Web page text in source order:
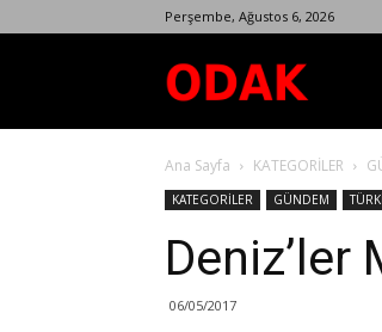
Perşembe, Ağustos 6, 2026
Dergisi
Ana Sayfa KATEGORİLER
KATEGORİLER GÜNDEM
Deniz’ler
06/05/2017